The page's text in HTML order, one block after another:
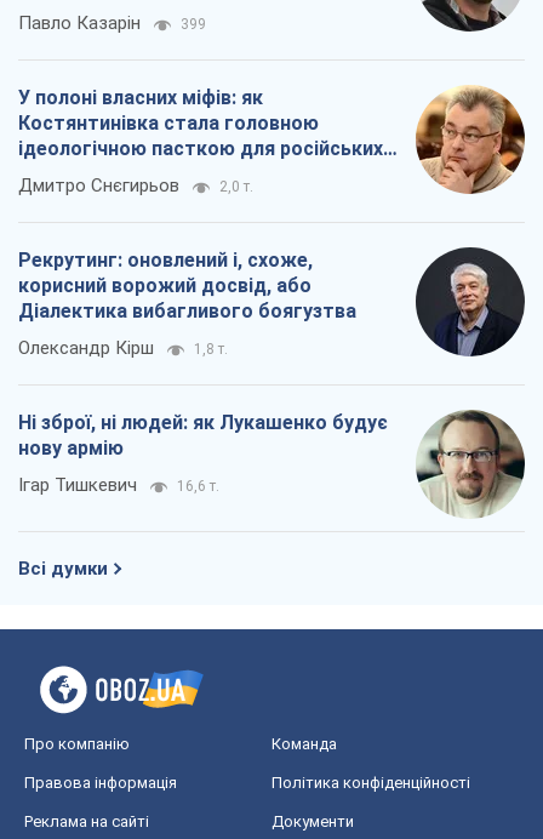
Павло Казарін 399
У полоні власних міфів: як
Костянтинівка стала головною
ідеологічною пасткою для російських
окупантів
Дмитро Снєгирьов 2,0 т.
Рекрутинг: оновлений і, схоже,
корисний ворожий досвід, або
Діалектика вибагливого боягузтва
Олександр Кірш 1,8 т.
Ні зброї, ні людей: як Лукашенко будує
нову армію
Ігар Тишкевич 16,6 т.
Всі думки
Про компанію Команда
Правова інформація Політика конфіденційності
Реклама на сайті Документи